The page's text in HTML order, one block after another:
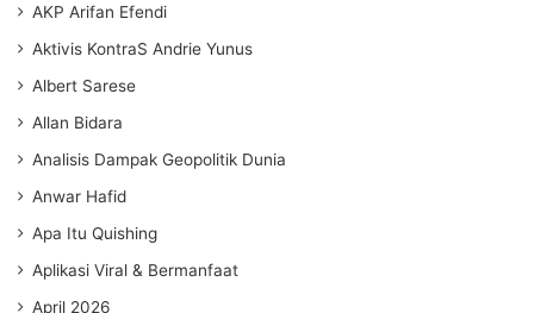
AKP Arifan Efendi
Aktivis KontraS Andrie Yunus
Albert Sarese
Allan Bidara
Analisis Dampak Geopolitik Dunia
Anwar Hafid
Apa Itu Quishing
Aplikasi Viral & Bermanfaat
April 2026